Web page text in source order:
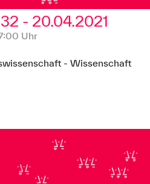
- 20.04.2021
Uhr
- Wissenschaft